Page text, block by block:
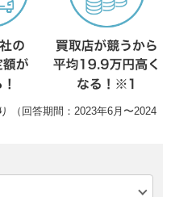
（回答期間：2023年6月〜2024